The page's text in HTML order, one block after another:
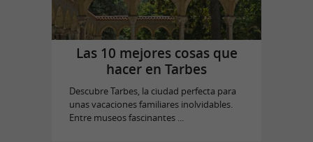
Las 10 mejores cosas que
hacer en Tarbes
Descubre Tarbes, la ciudad perfecta para
unas vacaciones familiares inolvidables.
Entre museos fascinantes ...